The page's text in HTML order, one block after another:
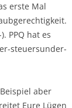
erste Mal
PPQ hat es
steuersunder-
aber
Eure Lügen